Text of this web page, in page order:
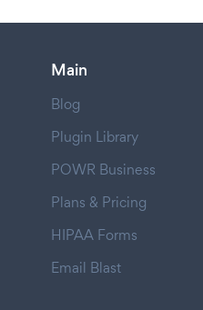
Main
Blog
Plugin Library
POWR Business
Plans & Pricing
HIPAA Forms
Email Blast